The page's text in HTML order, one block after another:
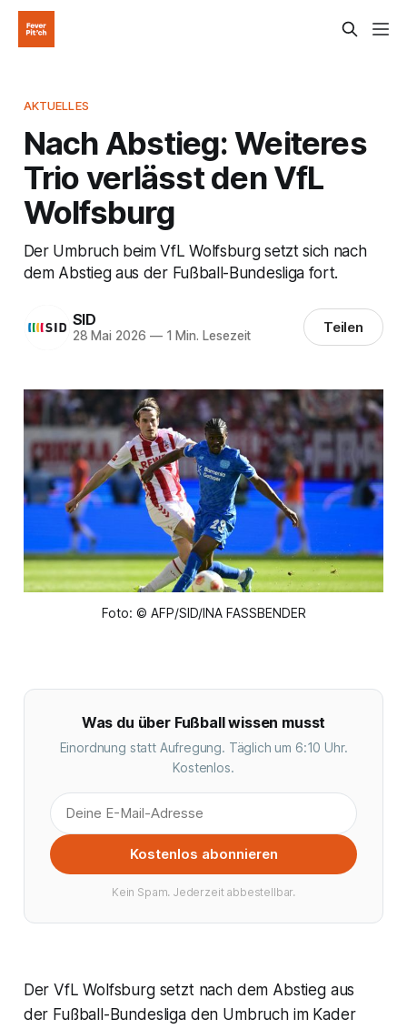
AKTUELLES
Nach Abstieg: Weiteres
Trio verlässt den VfL
Wolfsburg
Der Umbruch beim VfL Wolfsburg setzt sich nach
dem Abstieg aus der Fußball-Bundesliga fort.
SID
28 Mai 2026 —1 Min. Lesezeit Teilen
Foto: © AFP/SID/INA FASSBENDER
Was du über Fußball wissen musst
Einordnung statt Aufregung. Täglich um 6:10 Uhr.
Kostenlos.
Kostenlos abonnieren
Kein Spam. Jederzeit abbestellbar.
Der VfL Wolfsburg setzt nach dem Abstieg aus
der Fußball-Bundesliga den Umbruch im Kader